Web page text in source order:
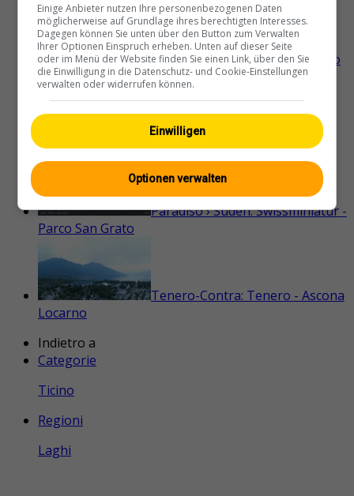
Locarno › Süden: Ascona - Parco
delle Camelie - Langensee
Lugano: Monte San Salvatore
Paradiso › Süden: Swissminiatur -
Parco San Grato
Tenero-Contra: Tenero - Ascona
Locarno
Indietro a
Categorie
Ticino
Regioni
Laghi
Einige Anbieter nutzen Ihre personenbezogenen Daten
möglicherweise auf Grundlage ihres berechtigten Interesses.
Dagegen können Sie unten über den Button zum Verwalten
Ihrer Optionen Einspruch erheben. Unten auf dieser Seite
oder im Menü der Website finden Sie einen Link, über den Sie
die Einwilligung in die Datenschutz- und Cookie-Einstellungen
verwalten oder widerrufen können.
Einwilligen
Optionen verwalten